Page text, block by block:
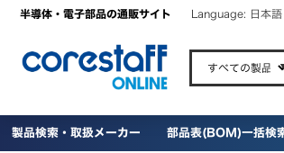
半導体・電子部品の通販サイト Language: 日本
製品検索・取扱メーカー 部品表(BOM)一括検